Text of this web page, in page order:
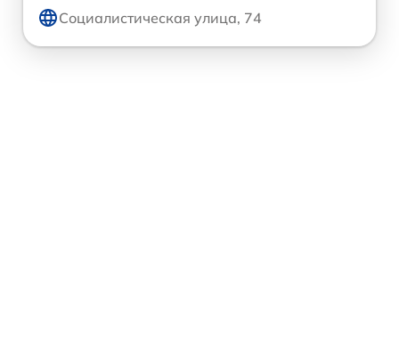
Социалистическая улица, 74